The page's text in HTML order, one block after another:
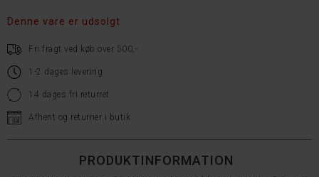
Denne vare er udsolgt
Fri fragt ved køb over 500,-
1-2 dages levering
14 dages fri returret
Afhent og returner i butik
PRODUKTINFORMATION